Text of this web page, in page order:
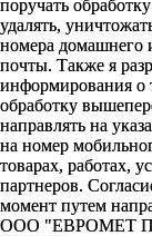
поручать
удалять,
номера домашнего
почты. Также я
информирования о
обработку
направлять на
на номер
товарах,
партнеров.
момент путем
ООО "ЕВРОМЕТ